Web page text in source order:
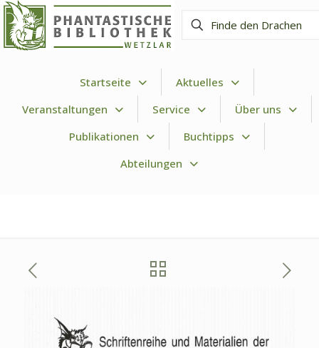
Finde
den
Startseite
Aktuelles
Veranstaltungen
Service
Über uns
Publikationen
Buchtipps
Abteilungen